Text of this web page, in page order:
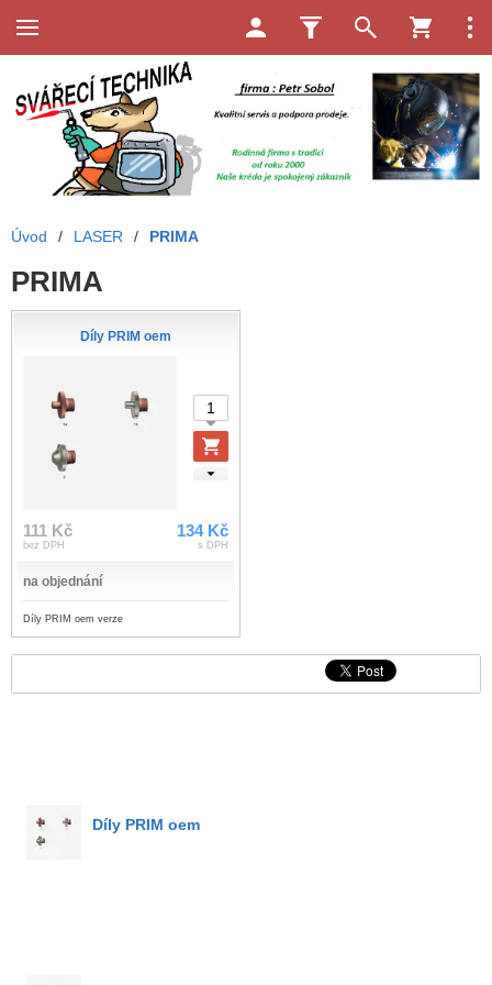
Díly PRIM oem
Úvod / LASER / PRIMA
PRIMA
Díly PRIM oem
111 Kč
bez DPH
134 Kč
s DPH
na objednání
Díly PRIM oem verze